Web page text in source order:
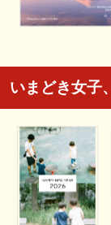
いまどき女子